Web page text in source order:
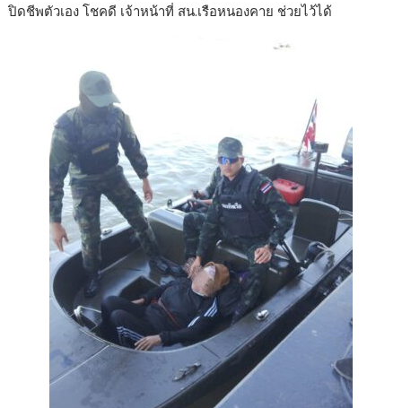
ปิดชีพตัวเอง โชคดี เจ้าหน้าที่ สน.เรือหนองคาย ช่วยไว้ได้